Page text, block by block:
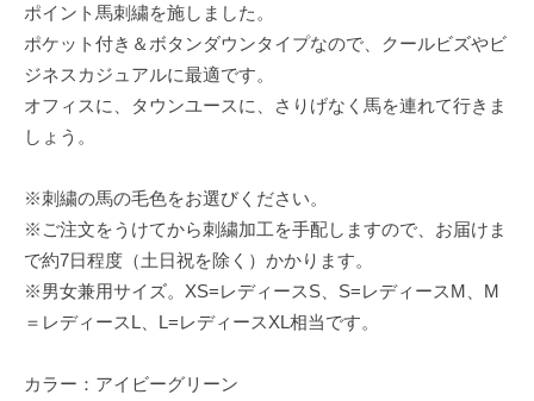
ポイント馬刺繍を施しました。
ポケット付き＆ボタンダウンタイプなので、クールビズやビ
ジネスカジュアルに最適です。
オフィスに、タウンユースに、さりげなく馬を連れて行きま
しょう。
※刺繍の馬の毛色をお選びください。
※ご注文をうけてから刺繍加工を手配しますので、お届けま
で約7日程度（土日祝を除く）かかります。
※男女兼用サイズ。XS=レディースS、S=レディースM、M
＝レディースL、L=レディースXL相当です。
カラー：アイビーグリーン